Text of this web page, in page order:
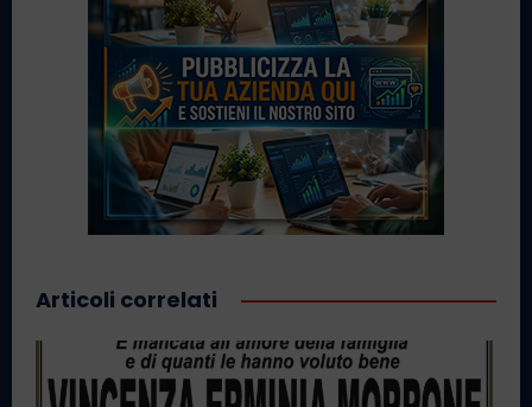
Articoli correlati